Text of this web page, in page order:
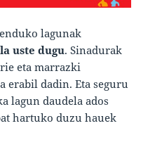
lagunak
uste dugu. Sinadurak
eta marrazki
erabil dadin. Eta seguru
lagun daudela ados
hartuko duzu hauek